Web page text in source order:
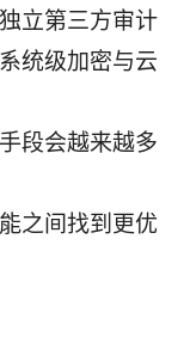
立第三方审计
统级加密与云
段会越来越多
之间找到更优